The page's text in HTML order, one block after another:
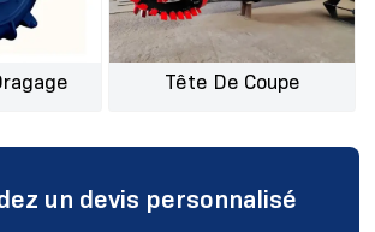
Tête De Coupe
un devis personnalisé